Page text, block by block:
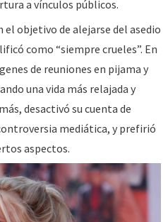
a vínculos públicos.
el objetivo de alejarse del asedio
como “siempre crueles”. En
de reuniones en pijama y
una vida más relajada y
desactivó su cuenta de
mediática, y prefirió
aspectos.